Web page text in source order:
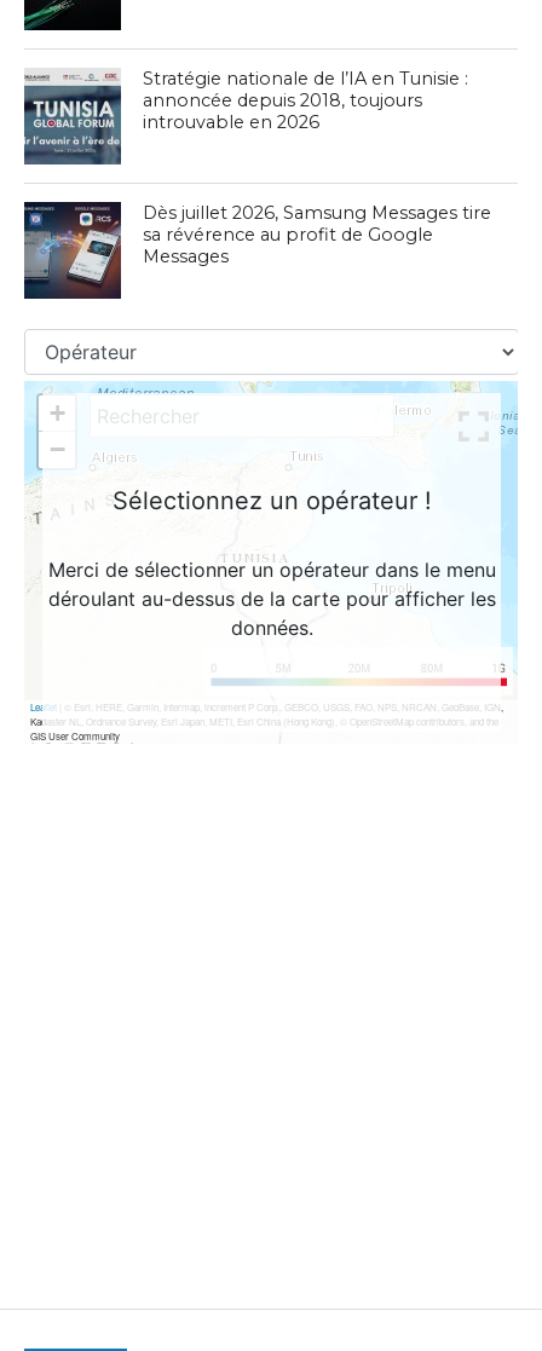
Stratégie nationale de l’IA en Tunisie :
annoncée depuis 2018, toujours
introuvable en 2026
Dès juillet 2026, Samsung Messages tire
sa révérence au profit de Google
Messages